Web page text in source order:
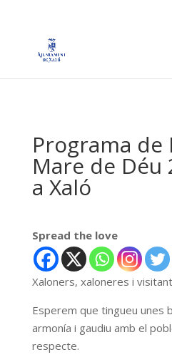
Programa de
Mare de Déu
a Xaló
Spread the love
Xaloners, xaloneres i
Esperem que tingueu unes
armonía i gaudiu amb el
respecte.